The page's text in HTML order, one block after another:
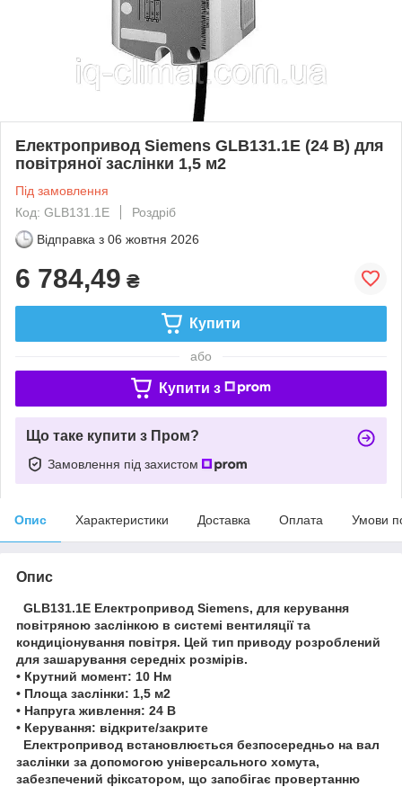
Електропривод Siemens GLB131.1E (24 В) для
повітряної заслінки 1,5 м2
Під замовлення
Код: GLB131.1E
Роздріб
Відправка з 06 жовтня 2026
6 784,49 ₴
Купити
або
Купити з
Що таке купити з Пром?
Замовлення під захистом
Опис Характеристики Доставка Оплата Умови
Опис
GLB131.1E Електропривод Siemens, для керування
повітряною заслінкою в системі вентиляції та
кондиціонування повітря. Цей тип приводу розроблений
для зашарування середніх розмірів.
• Крутний момент: 10 Нм
• Площа заслінки: 1,5 м2
• Напруга живлення: 24 В
• Керування: відкрите/закрите
Електропривод встановлюється безпосередньо на вал
заслінки за допомогою універсального хомута,
забезпечений фіксатором, що запобігає провертанню